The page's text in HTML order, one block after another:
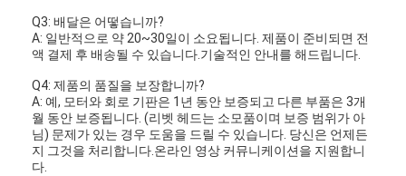
저희와 연락
지금 얘기해
Q3: 배달은 어떻습니까?
A: 일반적으로 약 20~30일이 소요됩니다. 제품이 준비되면 전
액 결제 후 배송될 수 있습니다.기술적인 안내를 해드립니다.
Q4: 제품의 품질을 보장합니까?
A: 예, 모터와 회로 기판은 1년 동안 보증되고 다른 부품은 3개
월 동안 보증됩니다. (리벳 헤드는 소모품이며 보증 범위가 아
님) 문제가 있는 경우 도움을 드릴 수 있습니다. 당신은 언제든
지 그것을 처리합니다.온라인 영상 커뮤니케이션을 지원합니
다.